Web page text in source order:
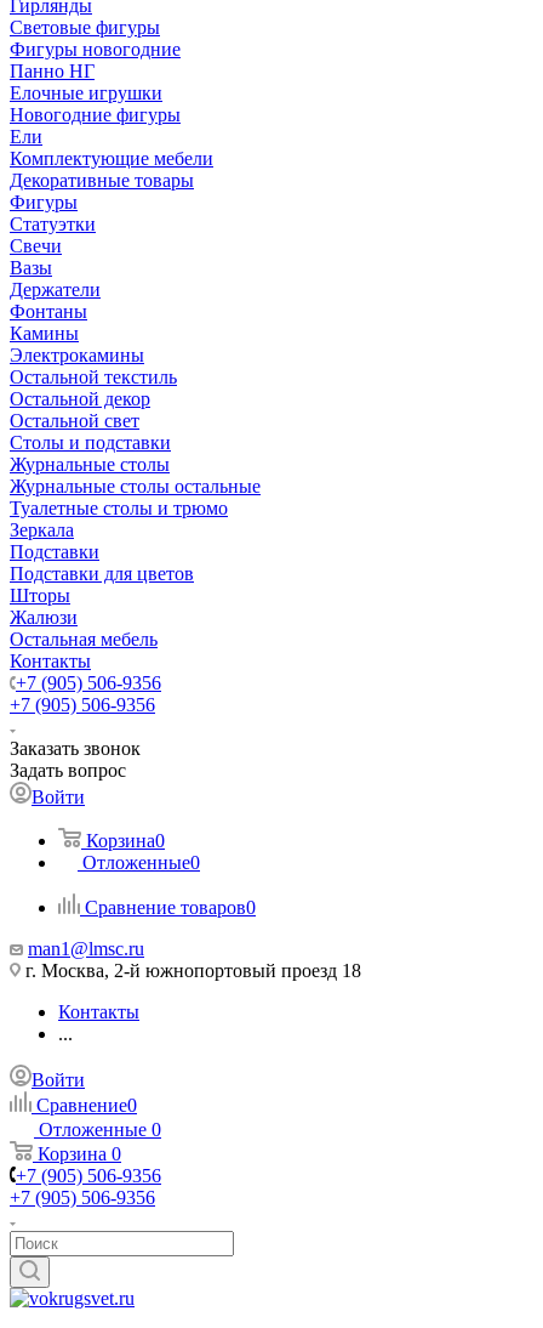
Гирлянды
Световые фигуры
Фигуры новогодние
Панно НГ
Елочные игрушки
Новогодние фигуры
Ели
Комплектующие мебели
Декоративные товары
Фигуры
Статуэтки
Свечи
Вазы
Держатели
Фонтаны
Камины
Электрокамины
Остальной текстиль
Остальной декор
Остальной свет
Столы и подставки
Журнальные столы
Журнальные столы остальные
Туалетные столы и трюмо
Зеркала
Подставки
Подставки для цветов
Шторы
Жалюзи
Остальная мебель
Контакты
+7 (905) 506-9356
+7 (905) 506-9356
Заказать звонок
Задать вопрос
Войти
Корзина0
Отложенные0
Сравнение товаров0
man1@lmsc.ru
г. Москва, 2-й южнопортовый проезд 18
Контакты
...
Войти
Сравнение0
Отложенные 0
Корзина 0
+7 (905) 506-9356
+7 (905) 506-9356